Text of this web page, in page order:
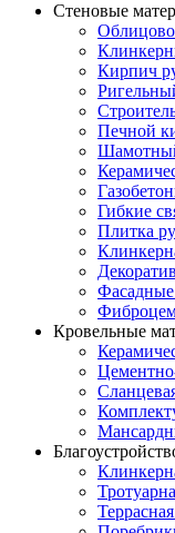
Стеновые
Кирпич
Печной
Гибкие
Плитка
Кровельные